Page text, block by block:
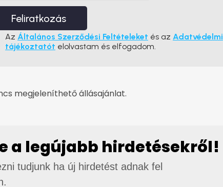
Feliratkozás
Az Általános Szerződési Feltételeket és az Adatvédelmi
tájékoztatót elolvastam és elfogadom.
megjeleníthető állásajánlat.
a legújabb hirdetésekről!
tudjunk ha új hirdetést adnak fel